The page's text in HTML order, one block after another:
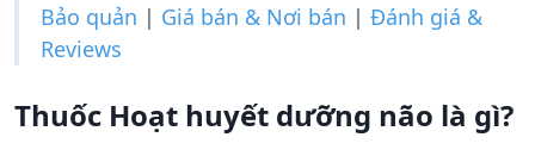
Bảo quản | Giá bán & Nơi bán | Đánh giá &
Reviews
Thuốc Hoạt huyết dưỡng não là gì?